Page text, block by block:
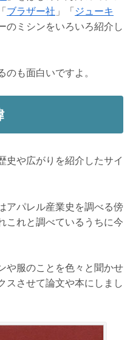
ブラザー社 」「 ジューキ
のミシンをいろいろ紹介し
も面白いですよ。
史や広がりを紹介したサイ
アパレル産業史を調べる傍
これと調べているうちに今
や服のことを色々と聞かせ
スさせて論文や本にしまし